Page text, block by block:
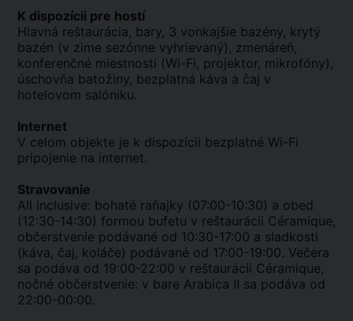
K dispozícii pre hostí
Hlavná reštaurácia, bary, 3 vonkajšie bazény, krytý
bazén (v zime sezónne vyhrievaný), zmenáreň,
konferenčné miestnosti (Wi-Fi, projektor, mikrofóny),
úschovňa batožiny, bezplatná káva a čaj v
hotelovom salóniku.
Internet
V celom objekte je k dispozícii bezplatné Wi-Fi
pripojenie na internet.
Stravovanie
All inclusive: bohaté raňajky (07:00-10:30) a obed
(12:30-14:30) formou bufetu v reštaurácii Céramique,
občerstvenie podávané od 10:30-17:00 a sladkosti
(káva, čaj, koláče) podávané od 17:00-19:00. Večera
sa podáva od 19:00-22:00 v reštaurácii Céramique,
nočné občerstvenie: v bare Arabica II sa podáva od
22:00-00:00.